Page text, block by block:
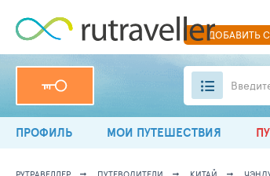
ДОБАВИТЬ
ПРОФИЛЬ МОИ ПУТЕШЕСТВИЯ